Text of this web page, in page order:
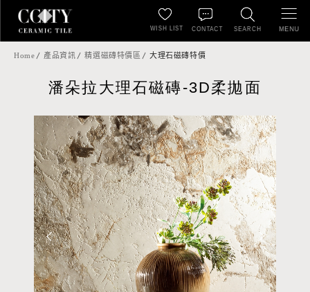
SEARCH
WISH LIST CONTACT MENU
Home 產品資訊 精選磁磚特價區 大理石磁磚特價
潘朵拉大理石磁磚-3D柔拋面